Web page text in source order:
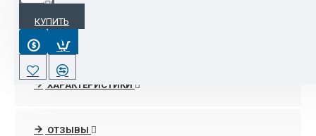
КУПИТЬ
Совместимость: Kyocera TASKalfa 2552ci / 2553ci
Вес: 0.5 кг
Объём: 0.0064 м3
Артикул: 1T02L7ANL0
ХАРАКТЕРИСТИКИ
ОТЗЫВЫ